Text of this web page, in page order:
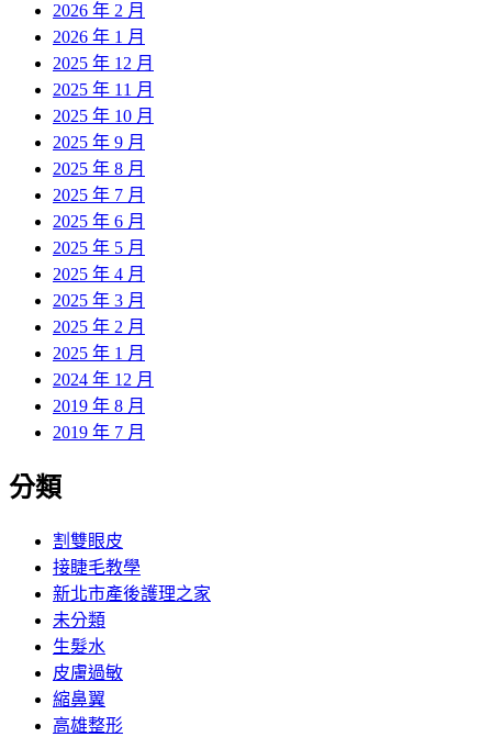
2026 年 2 月
2026 年 1 月
2025 年 12 月
2025 年 11 月
2025 年 10 月
2025 年 9 月
2025 年 8 月
2025 年 7 月
2025 年 6 月
2025 年 5 月
2025 年 4 月
2025 年 3 月
2025 年 2 月
2025 年 1 月
2024 年 12 月
2019 年 8 月
2019 年 7 月
分類
割雙眼皮
接睫毛教學
新北市產後護理之家
未分類
生髮水
皮膚過敏
縮鼻翼
高雄整形